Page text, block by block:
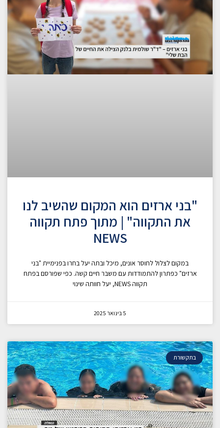
"בני ארזים הוא המקום שהשיב לנו
את התקווה" | מתוך פתח תקווה
NEWS
במקום לצלול לחוסר אונים, מיכל ובתה יעל בחרו בפנימיית "בני
ארזים" כפתרון להתמודדות עם משבר חיים קשה. כפי שפורסם בפתח
תקווה NEWS, יעל חוותה שינוי
5 בינואר 2025
בתקשורת